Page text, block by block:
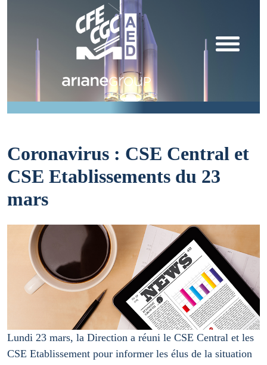
Coronavirus : CSE Central et
CSE Etablissements du 23
mars
Lundi 23 mars, la Direction a réuni le CSE Central et les
CSE Etablissement pour informer les élus de la situation